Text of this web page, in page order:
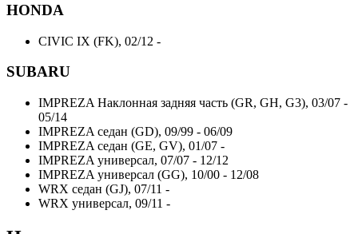
HONDA
CIVIC IX (FK), 02/12 -
SUBARU
IMPREZA Наклонная задняя часть (GR, GH, G3), 03/07 -
05/14
IMPREZA седан (GD), 09/99 - 06/09
IMPREZA седан (GE, GV), 01/07 -
IMPREZA универсал, 07/07 - 12/12
IMPREZA универсал (GG), 10/00 - 12/08
WRX седан (GJ), 07/11 -
WRX универсал, 09/11 -